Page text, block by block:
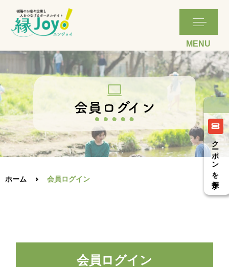
クーポンを探す
ホーム 会員ログイン
会員ログイン